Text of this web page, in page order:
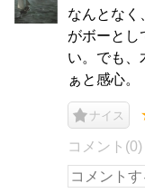
なんとなく
がボーとし
い。でも、
ぁと感心。
ナイス
コメント(0)